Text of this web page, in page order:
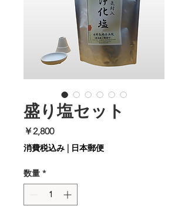
盛り塩セット
￥2,800価
格
消費税込み | 日本郵便
数量 *